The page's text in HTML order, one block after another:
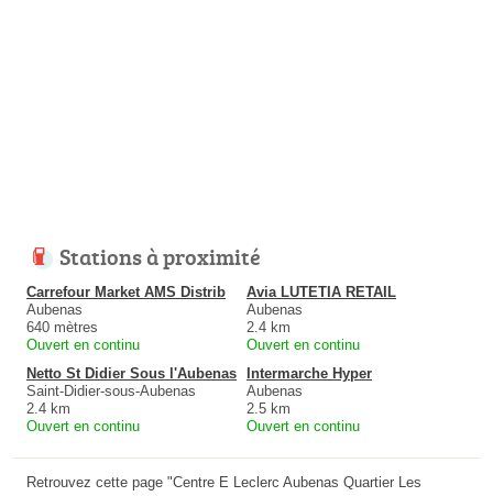
Stations à proximité
Carrefour Market AMS Distrib
Aubenas
640 mètres
Ouvert en continu
Avia LUTETIA RETAIL
Aubenas
2.4 km
Ouvert en continu
Netto St Didier Sous l'Aubenas
Saint-Didier-sous-Aubenas
2.4 km
Ouvert en continu
Intermarche Hyper
Aubenas
2.5 km
Ouvert en continu
Retrouvez cette page "Centre E Leclerc Aubenas Quartier Les